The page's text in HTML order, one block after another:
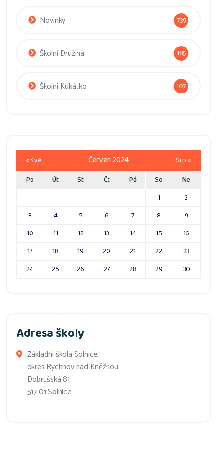
Novinky 739
Školní Družina 185
Školní Kukátko 107
Červen 2024
Po Út St Čt Pá So
Ne
1
2
3
4 5 6 7 8
9
10
11 12 13 14 15
16
17
18 19 20 21 22
23
24
25 26 27 28 29 30
« Kvě Srp »
Adresa školy
Základní škola Solnice,
okres Rychnov nad Kněžnou
Dobrušská 81
517 01 Solnice